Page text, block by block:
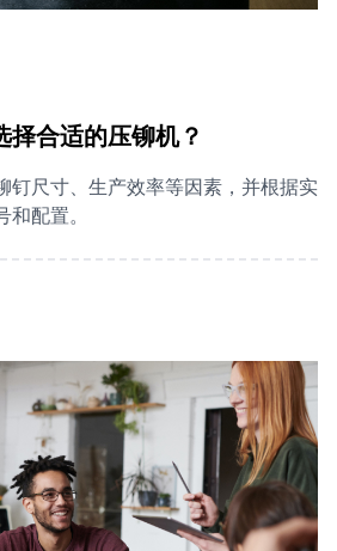
合适的压铆机？
钉尺寸、生产效率等因素，并根据实
配置。